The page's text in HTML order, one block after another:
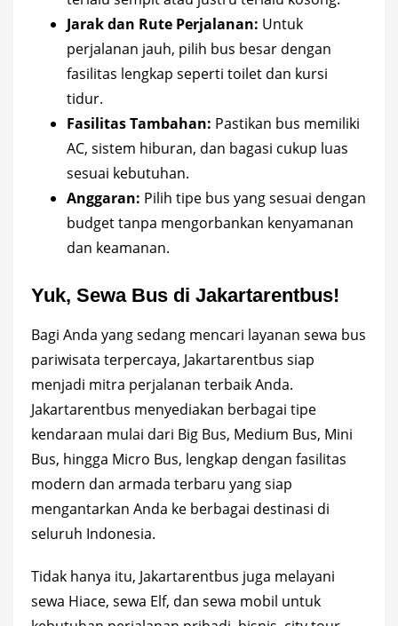
Jarak dan Rute Perjalanan: Untuk
perjalanan jauh, pilih bus besar dengan
fasilitas lengkap seperti toilet dan kursi
tidur.
Fasilitas Tambahan: Pastikan bus memiliki
AC, sistem hiburan, dan bagasi cukup luas
sesuai kebutuhan.
Anggaran: Pilih tipe bus yang sesuai dengan
budget tanpa mengorbankan kenyamanan
dan keamanan.
Yuk, Sewa Bus di Jakartarentbus!
Bagi Anda yang sedang mencari layanan sewa bus
pariwisata terpercaya, Jakartarentbus siap
menjadi mitra perjalanan terbaik Anda.
Jakartarentbus menyediakan berbagai tipe
kendaraan mulai dari Big Bus, Medium Bus, Mini
Bus, hingga Micro Bus, lengkap dengan fasilitas
modern dan armada terbaru yang siap
mengantarkan Anda ke berbagai destinasi di
seluruh Indonesia.
Tidak hanya itu, Jakartarentbus juga melayani
sewa Hiace, sewa Elf, dan sewa mobil untuk